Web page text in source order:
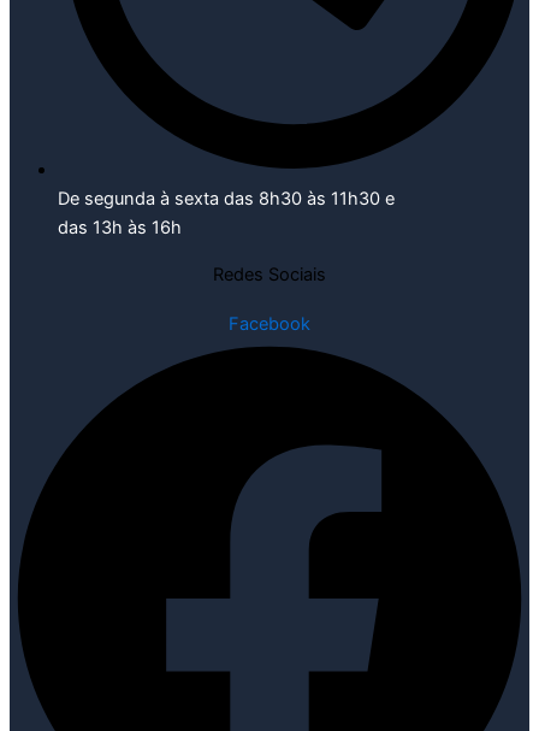
De segunda à sexta das 8h30 às 11h30 e
das 13h às 16h
Redes Sociais
Facebook